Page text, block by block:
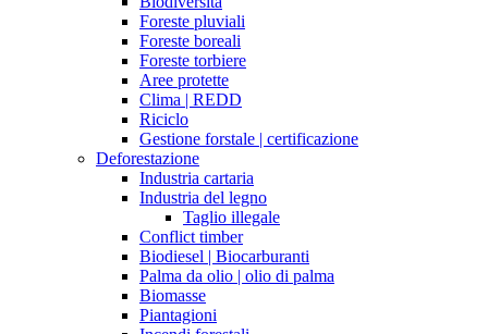
Foreste pluviali
Foreste boreali
Foreste torbiere
Aree protette
Clima | REDD
Riciclo
Gestione forstale | certificazione
Deforestazione
Industria cartaria
Industria del legno
Taglio illegale
Conflict timber
Biodiesel | Biocarburanti
Palma da olio | olio di palma
Biomasse
Piantagioni